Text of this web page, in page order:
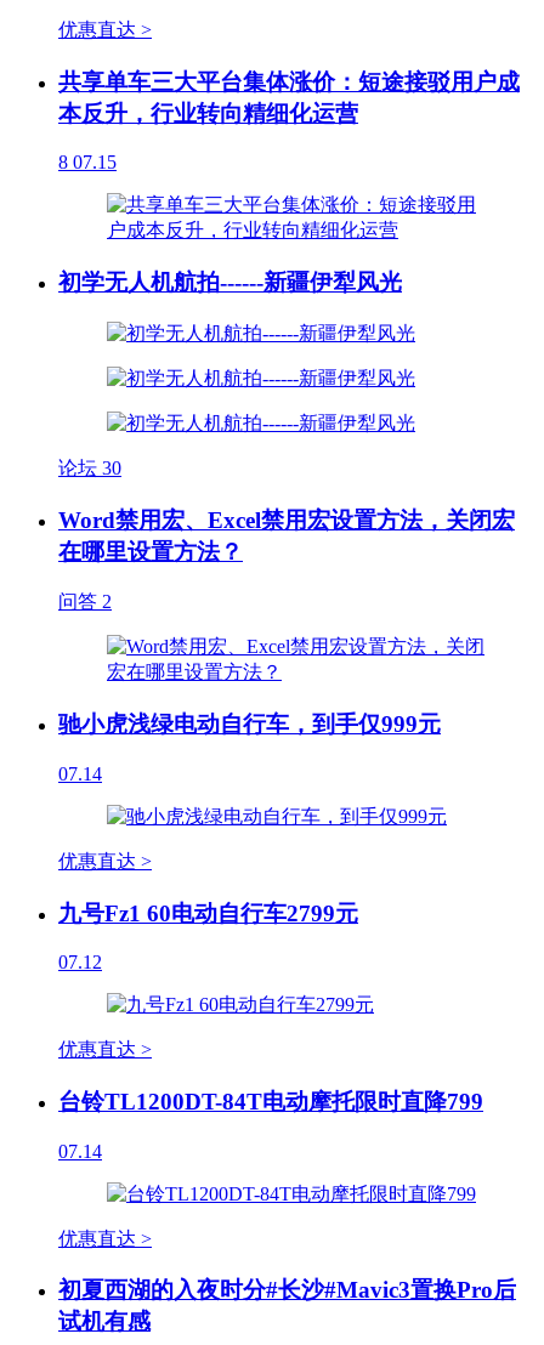
优惠直达 >
共享单车三大平台集体涨价：短途接驳用户成
本反升，行业转向精细化运营
8 07.15
初学无人机航拍------新疆伊犁风光
论坛 30
Word禁用宏、Excel禁用宏设置方法，关闭宏
在哪里设置方法？
问答 2
驰小虎浅绿电动自行车，到手仅999元
07.14
优惠直达 >
九号Fz1 60电动自行车2799元
07.12
优惠直达 >
台铃TL1200DT-84T电动摩托限时直降799
07.14
优惠直达 >
初夏西湖的入夜时分#长沙#Mavic3置换Pro后
试机有感